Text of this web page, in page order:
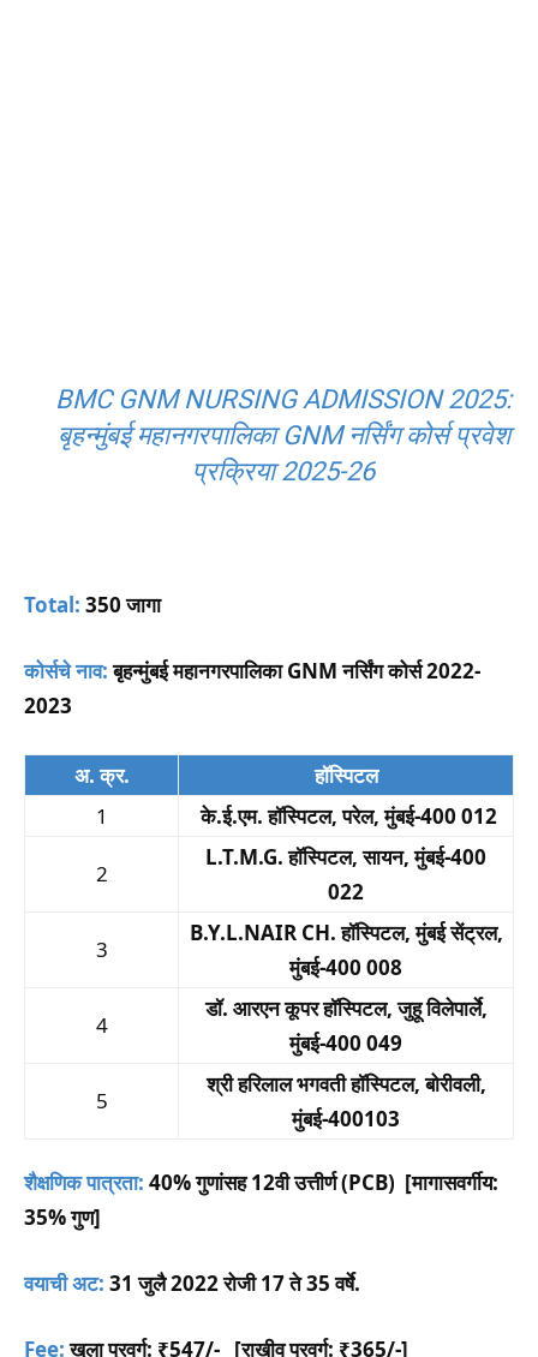
BMC GNM NURSING ADMISSION 2025:
बृहन्मुंबई महानगरपालिका GNM नर्सिंग कोर्स प्रवेश
प्रक्रिया 2025-26
Total: 350 जागा
कोर्सचे नाव:बृहन्मुंबई महानगरपालिका GNM नर्सिंग कोर्स 2022-
2023
अ. क्र.
हॉस्पिटल
1
के.ई.एम. हॉस्पिटल, परेल, मुंबई-400 012
2
L.T.M.G. हॉस्पिटल, सायन, मुंबई-400
022
3
B.Y.L.NAIR CH. हॉस्पिटल, मुंबई सेंट्रल,
मुंबई-400 008
4
डॉ. आरएन कूपर हॉस्पिटल, जुहू विलेपार्ले,
मुंबई-400 049
5
श्री हरिलाल भगवती हॉस्पिटल, बोरीवली,
मुंबई-400103
शैक्षणिक पात्रता: 40% गुणांसह 12वी उत्तीर्ण (PCB) [मागासवर्गीय:
35% गुण]
वयाची अट: 31 जुलै 2022 रोजी 17 ते 35 वर्षे.
Fee:खुला प्रवर्ग: ₹547/- [राखीव प्रवर्ग: ₹365/-]